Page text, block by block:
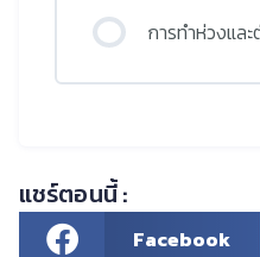
การทำห่วงแล
แชร์ตอนนี้ :
Facebook